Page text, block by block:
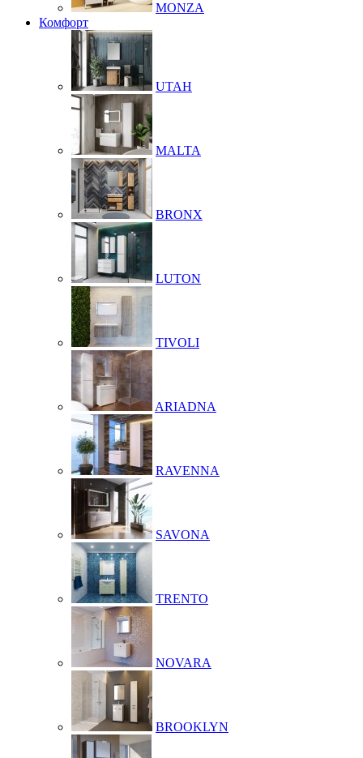
MONZA
Комфорт
UTAH
MALTA
BRONX
LUTON
TIVOLI
ARIADNA
RAVENNA
SAVONA
TRENTO
NOVARA
BROOKLYN